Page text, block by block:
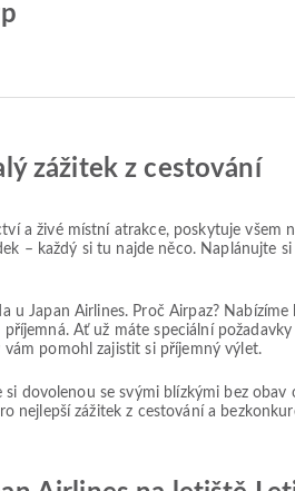
zážitek z cestování
a živé místní atrakce, poskytuje
– každý si tu najde něco. Naplánujte si
Japan Airlines. Proč Airpaz?
Ať už máte speciální
pomohl zajistit si příjemný výlet.
dovolenou se svými blízkými bez
nejlepší zážitek z cestování a